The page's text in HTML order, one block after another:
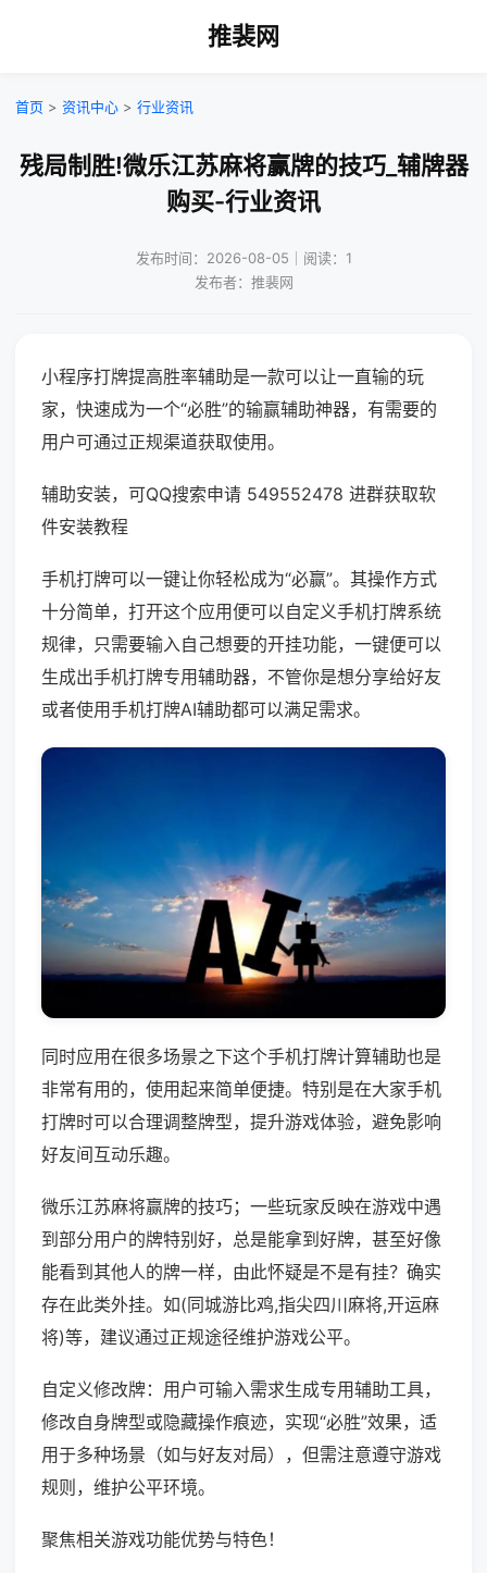
推裴网
首页 > 资讯中心 > 行业资讯
残局制胜!微乐江苏麻将赢牌的技巧_辅牌器
购买-行业资讯
发布时间：2026-08-05｜阅读：1
发布者：推裴网
小程序打牌提高胜率辅助是一款可以让一直输的玩
家，快速成为一个“必胜”的输赢辅助神器，有需要的
用户可通过正规渠道获取使用。
辅助安装，可QQ搜索申请 549552478 进群获取软
件安装教程
手机打牌可以一键让你轻松成为“必赢”。其操作方式
十分简单，打开这个应用便可以自定义手机打牌系统
规律，只需要输入自己想要的开挂功能，一键便可以
生成出手机打牌专用辅助器，不管你是想分享给好友
或者使用手机打牌AI辅助都可以满足需求。
同时应用在很多场景之下这个手机打牌计算辅助也是
非常有用的，使用起来简单便捷。特别是在大家手机
打牌时可以合理调整牌型，提升游戏体验，避免影响
好友间互动乐趣。
微乐江苏麻将赢牌的技巧；一些玩家反映在游戏中遇
到部分用户的牌特别好，总是能拿到好牌，甚至好像
能看到其他人的牌一样，由此怀疑是不是有挂？确实
存在此类外挂。如(同城游比鸡,指尖四川麻将,开运麻
将)等，建议通过正规途径维护游戏公平。
自定义修改牌：用户可输入需求生成专用辅助工具，
修改自身牌型或隐藏操作痕迹，实现“必胜”效果，适
用于多种场景（如与好友对局），但需注意遵守游戏
规则，维护公平环境。
聚焦相关游戏功能优势与特色！